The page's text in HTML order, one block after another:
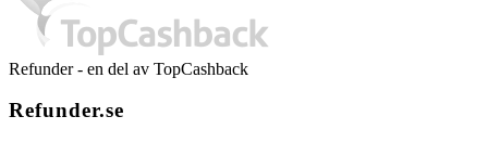
Refunder - en del av TopCashback
Refunder.se